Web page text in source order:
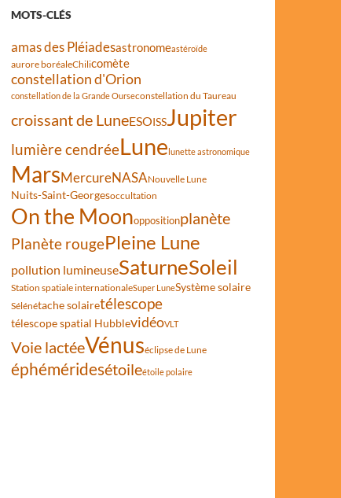
MOTS-CLÉS
amas des Pléiadesastronomeastéroïde
aurore boréaleChilicomète
constellation d'Orion
constellation de la Grande Ourseconstellation du Taureau
croissant de LuneESOISSJupiter
lumière cendréeLunelunette astronomique
MarsMercureNASANouvelle Lune
Nuits-Saint-Georgesoccultation
On the Moonoppositionplanète
Planète rougePleine Lune
pollution lumineuseSaturneSoleil
Station spatiale internationaleSuper LuneSystème solaire
Sélénétache solairetélescope
télescope spatial HubblevidéoVLT
Voie lactéeVénuséclipse de Lune
éphéméridesétoileétoile polaire